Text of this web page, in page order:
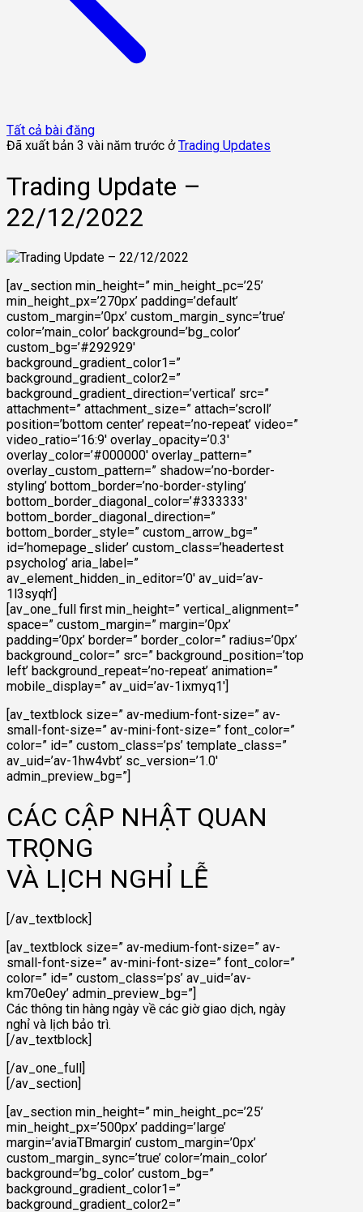
Tất cả bài đăng
Đã xuất bản 3 vài năm trước ở Trading Updates
Trading Update –
22/12/2022
[av_section min_height=” min_height_pc=’25’
min_height_px=’270px’ padding=’default’
custom_margin=’0px’ custom_margin_sync=’true’
color=’main_color’ background=’bg_color’
custom_bg=’#292929′
background_gradient_color1=”
background_gradient_color2=”
background_gradient_direction=’vertical’ src=”
attachment=” attachment_size=” attach=’scroll’
position=’bottom center’ repeat=’no-repeat’ video=”
video_ratio=’16:9′ overlay_opacity=’0.3′
overlay_color=’#000000′ overlay_pattern=”
overlay_custom_pattern=” shadow=’no-border-
styling’ bottom_border=’no-border-styling’
bottom_border_diagonal_color=’#333333′
bottom_border_diagonal_direction=”
bottom_border_style=” custom_arrow_bg=”
id=’homepage_slider’ custom_class=’headertest
psycholog’ aria_label=”
av_element_hidden_in_editor=’0′ av_uid=’av-
1l3syqh’]
[av_one_full first min_height=” vertical_alignment=”
space=” custom_margin=” margin=’0px’
padding=’0px’ border=” border_color=” radius=’0px’
background_color=” src=” background_position=’top
left’ background_repeat=’no-repeat’ animation=”
mobile_display=” av_uid=’av-1ixmyq1′]
[av_textblock size=” av-medium-font-size=” av-
small-font-size=” av-mini-font-size=” font_color=”
color=” id=” custom_class=’ps’ template_class=”
av_uid=’av-1hw4vbt’ sc_version=’1.0′
admin_preview_bg=”]
CÁC CẬP NHẬT QUAN
TRỌNG
VÀ LỊCH NGHỈ LỄ
[/av_textblock]
[av_textblock size=” av-medium-font-size=” av-
small-font-size=” av-mini-font-size=” font_color=”
color=” id=” custom_class=’ps’ av_uid=’av-
km70e0ey’ admin_preview_bg=”]
Các thông tin hàng ngày về các giờ giao dịch, ngày
nghỉ và lịch bảo trì.
[/av_textblock]
[/av_one_full]
[/av_section]
[av_section min_height=” min_height_pc=’25’
min_height_px=’500px’ padding=’large’
margin=’aviaTBmargin’ custom_margin=’0px’
custom_margin_sync=’true’ color=’main_color’
background=’bg_color’ custom_bg=”
background_gradient_color1=”
background_gradient_color2=”